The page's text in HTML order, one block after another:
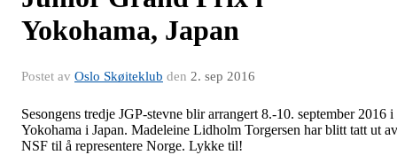
Yokohama, Japan
Postet av Oslo Skøiteklub den 2. sep 2016
Sesongens tredje JGP-stevne blir arrangert 8.-10. september 2016 i
Yokohama i Japan. Madeleine Lidholm Torgersen har blitt tatt ut av
NSF til å representere Norge. Lykke til!